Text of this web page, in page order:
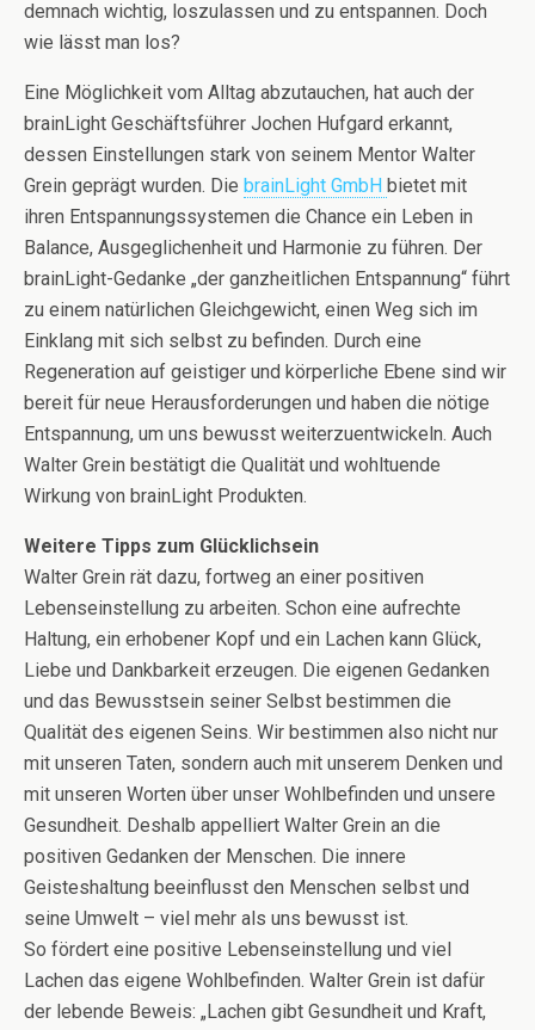
demnach wichtig, loszulassen und zu entspannen. Doch
wie lässt man los?
Eine Möglichkeit vom Alltag abzutauchen, hat auch der
brainLight Geschäftsführer Jochen Hufgard erkannt,
dessen Einstellungen stark von seinem Mentor Walter
Grein geprägt wurden. Die brainLight GmbH bietet mit
ihren Entspannungssystemen die Chance ein Leben in
Balance, Ausgeglichenheit und Harmonie zu führen. Der
brainLight-Gedanke „der ganzheitlichen Entspannung“ führt
zu einem natürlichen Gleichgewicht, einen Weg sich im
Einklang mit sich selbst zu befinden. Durch eine
Regeneration auf geistiger und körperliche Ebene sind wir
bereit für neue Herausforderungen und haben die nötige
Entspannung, um uns bewusst weiterzuentwickeln. Auch
Walter Grein bestätigt die Qualität und wohltuende
Wirkung von brainLight Produkten.
Weitere Tipps zum Glücklichsein
Walter Grein rät dazu, fortweg an einer positiven
Lebenseinstellung zu arbeiten. Schon eine aufrechte
Haltung, ein erhobener Kopf und ein Lachen kann Glück,
Liebe und Dankbarkeit erzeugen. Die eigenen Gedanken
und das Bewusstsein seiner Selbst bestimmen die
Qualität des eigenen Seins. Wir bestimmen also nicht nur
mit unseren Taten, sondern auch mit unserem Denken und
mit unseren Worten über unser Wohlbefinden und unsere
Gesundheit. Deshalb appelliert Walter Grein an die
positiven Gedanken der Menschen. Die innere
Geisteshaltung beeinflusst den Menschen selbst und
seine Umwelt – viel mehr als uns bewusst ist.
So fördert eine positive Lebenseinstellung und viel
Lachen das eigene Wohlbefinden. Walter Grein ist dafür
der lebende Beweis: „Lachen gibt Gesundheit und Kraft,